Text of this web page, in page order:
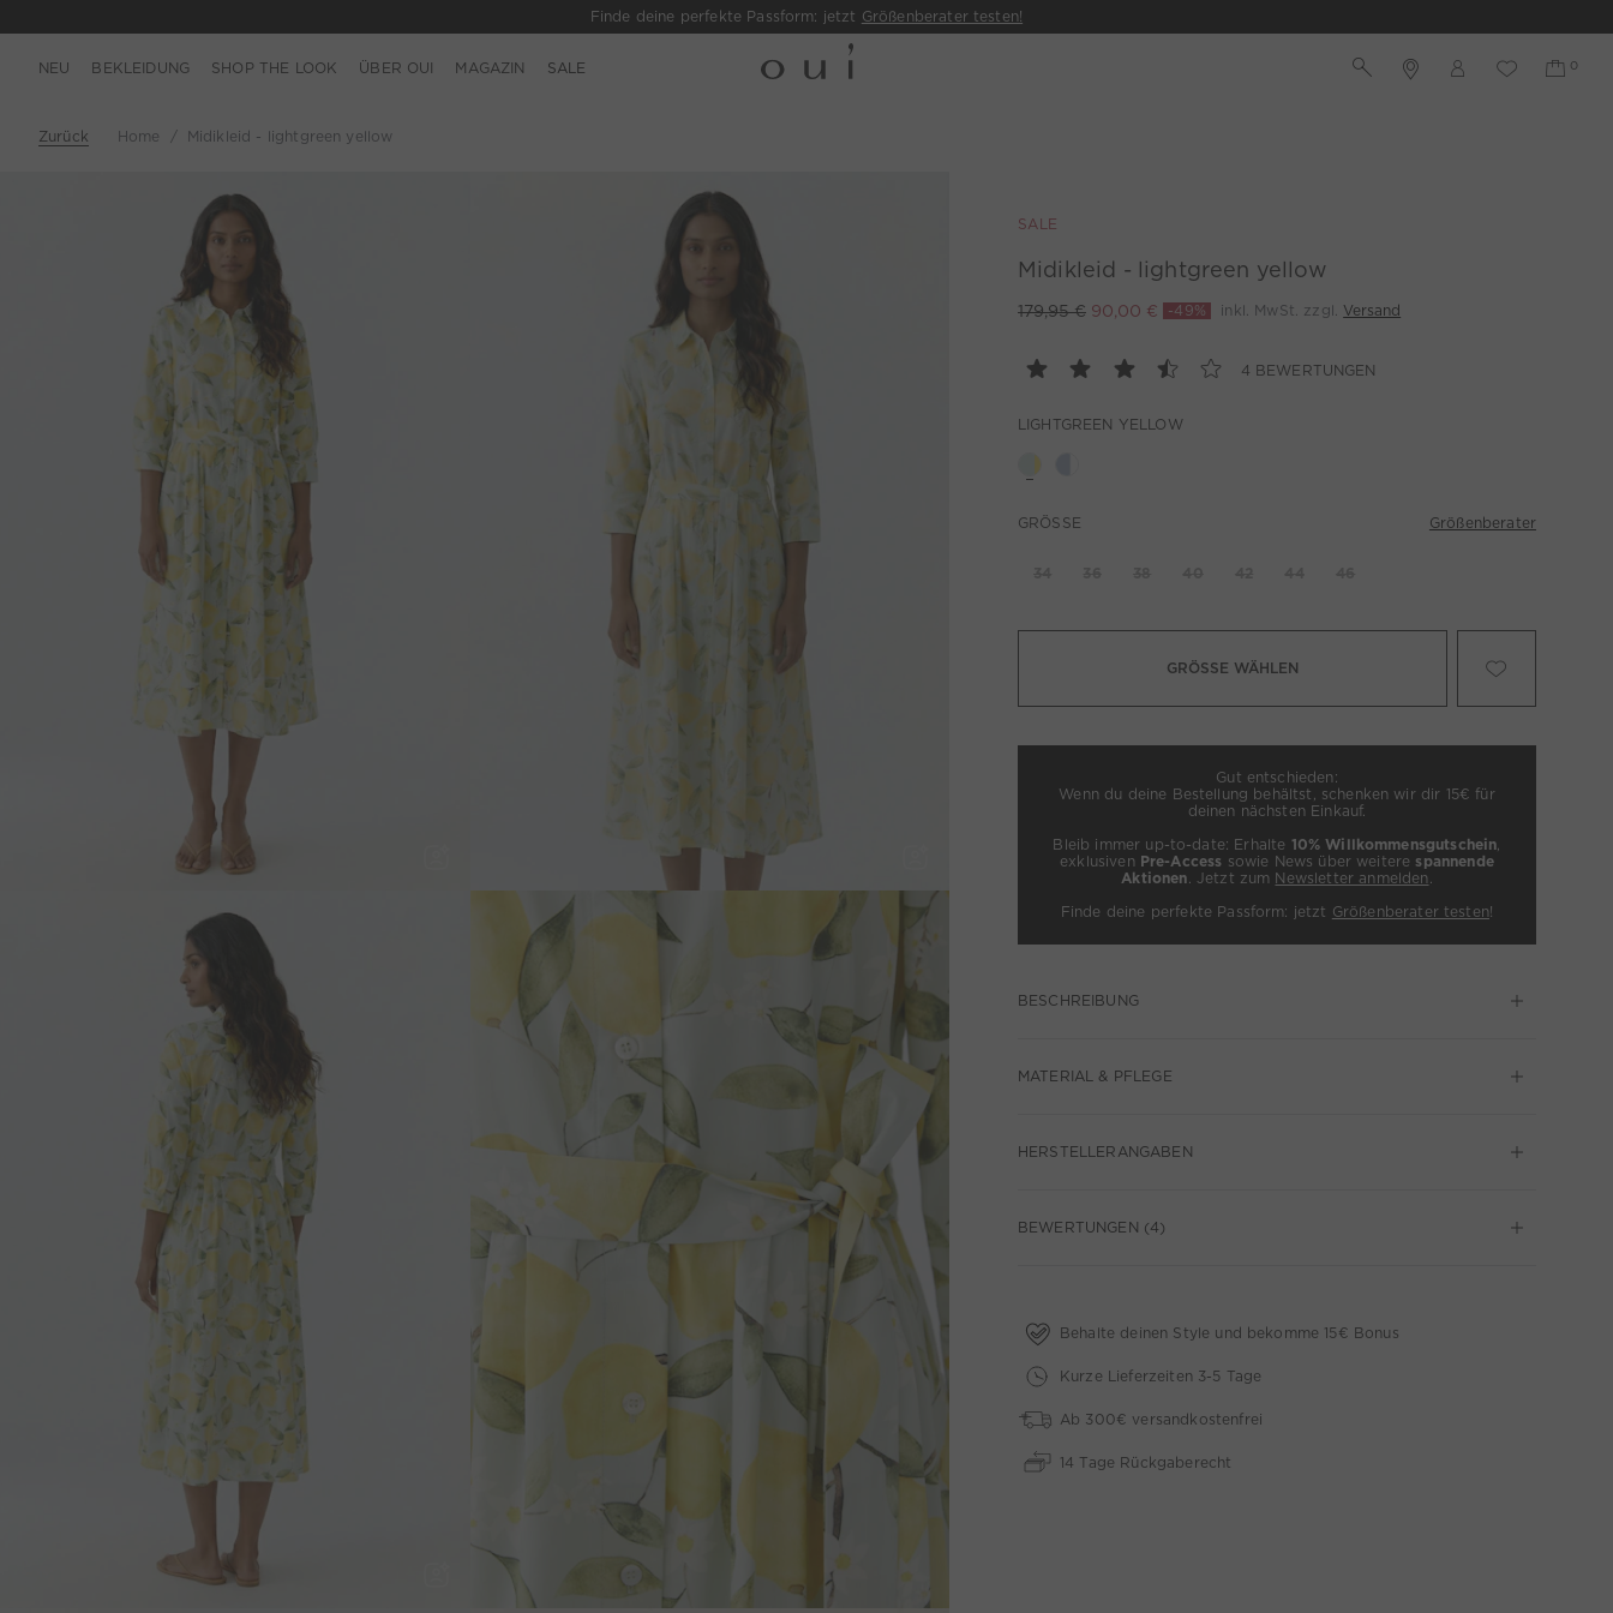
Finde deine perfekte Passform: jetzt Größenberater testen!
NEU BEKLEIDUNG SHOP THE LOOK ÜBER OUI MAGAZIN SALE
Zurück Home Midikleid - lightgreen yellow
SALE
Midikleid - lightgreen yellow
179,95 € 90,00 € -49% inkl. MwSt. zzgl. Versand
4 BEWERTUNGEN
LIGHTGREEN YELLOW
GRÖSSE Größenberater
GRÖSSE WÄHLEN
Gut entschieden:
Wenn du deine Bestellung behältst, schenken wir dir 15€ für
deinen nächsten Einkauf.
Bleib immer up-to-date: Erhalte 10% Willkommensgutschein,
exklusiven Pre-Access sowie News über weitere spannende
Aktionen. Jetzt zum Newsletter anmelden .
Finde deine perfekte Passform: jetzt Größenberater testen!
BESCHREIBUNG
MATERIAL & PFLEGE
HERSTELLERANGABEN
BEWERTUNGEN (4)
Behalte deinen Style und bekomme 15€ Bonus
Kurze Lieferzeiten 3-5 Tage
Ab 300€ versandkostenfrei
14 Tage Rückgaberecht